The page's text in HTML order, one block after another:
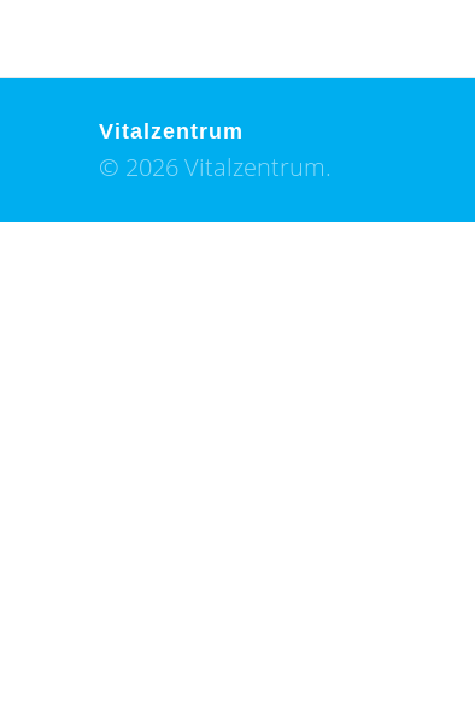
Vitalzentrum
© 2026 Vitalzentrum.